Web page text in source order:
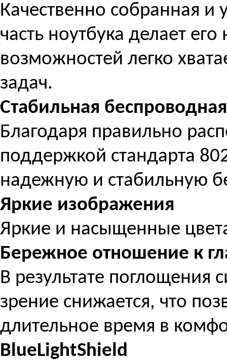
Качественно собранная
часть ноутбука делает
возможностей легко
задач.
Стабильная
Благодаря правильно
поддержкой стандарта
надежную и стабильную
Яркие изображения
Яркие и насыщенные
Бережное отношение к
В результате поглощения
зрение снижается, что
длительное время в
BlueLightShield